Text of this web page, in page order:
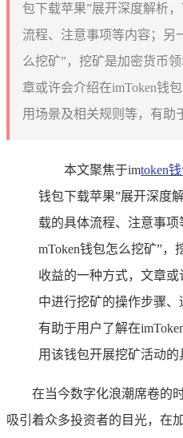
包下载苹果”展开深度解析
流程、注意事项等内容；另
么挖矿”，挖矿是加密货币
章或许会介绍在imToken钱
用场景及相关规则等，有助
本文聚焦于imtoken
钱包下载苹果”展开深度
载的具体流程、注意事
mToken钱包怎么挖矿”
收益的一种方式，文章或
中进行挖矿的操作步骤、
有助于用户了解在
用该钱包开展挖矿活动的
在当今数字化浪潮席卷的
吸引着众多投资者的目光，在